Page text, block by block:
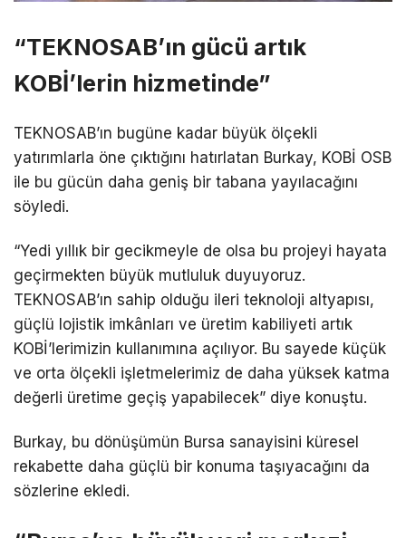
“TEKNOSAB’ın gücü artık
KOBİ’lerin hizmetinde”
TEKNOSAB’ın bugüne kadar büyük ölçekli
yatırımlarla öne çıktığını hatırlatan Burkay, KOBİ OSB
ile bu gücün daha geniş bir tabana yayılacağını
söyledi.
“Yedi yıllık bir gecikmeyle de olsa bu projeyi hayata
geçirmekten büyük mutluluk duyuyoruz.
TEKNOSAB’ın sahip olduğu ileri teknoloji altyapısı,
güçlü lojistik imkânları ve üretim kabiliyeti artık
KOBİ’lerimizin kullanımına açılıyor. Bu sayede küçük
ve orta ölçekli işletmelerimiz de daha yüksek katma
değerli üretime geçiş yapabilecek” diye konuştu.
Burkay, bu dönüşümün Bursa sanayisini küresel
rekabette daha güçlü bir konuma taşıyacağını da
sözlerine ekledi.